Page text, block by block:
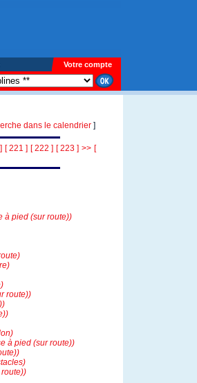
Votre compte
dans le calendrier ]
[ 221 ] [ 222 ] [ 223 ] >> [
à pied (sur route))
route))
à pied (sur route))